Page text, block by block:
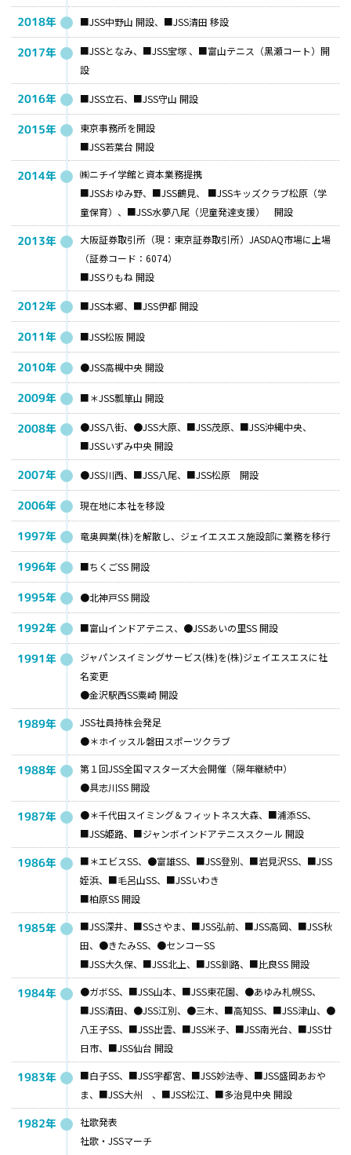
2018年 ■JSS中野山 開設、■JSS清田 移設
2017年
■JSSとなみ、■JSS宝塚 、■富山テニス（黒瀬コート）開
設
2016年 ■JSS立石、■JSS守山 開設
2015年
東京事務所を開設
■JSS若葉台 開設
2014年
㈱ニチイ学館と資本業務提携
■JSSおゆみ野、■JSS鶴見、 ■JSSキッズクラブ松原（学
童保育）、■JSS水夢八尾（児童発達支援） 開設
2013年
大阪証券取引所（現：東京証券取引所）JASDAQ市場に上場
（証券コード：6074）
■JSSりもね 開設
2012年 ■JSS本郷、■JSS伊都 開設
2011年 ■JSS松阪 開設
2010年 ●JSS高槻中央 開設
2009年 ■＊JSS瓢箪山 開設
2008年
●JSS八街、●JSS大原、■JSS茂原、■JSS沖縄中央、
■JSSいずみ中央 開設
2007年 ●JSS川西、■JSS八尾、■JSS松原 開設
2006年 現在地に本社を移設
1997年 竜奥興業(株)を解散し、ジェイエスエス施設部に業務を移行
1996年 ■ちくごSS 開設
1995年 ●北神戸SS 開設
1992年 ■富山インドアテニス、●JSSあいの里SS 開設
1991年
ジャパンスイミングサービス(株)を(株)ジェイエスエスに社
名変更
●金沢駅西SS粟崎 開設
1989年
JSS社員持株会発足
●＊ホイッスル磐田スポーツクラブ
1988年
第１回JSS全国マスターズ大会開催（隔年継続中）
●具志川SS 開設
1987年
●＊千代田スイミング＆フィットネス大森、■浦添SS、
■JSS姫路、■ジャンボインドアテニススクール 開設
1986年
■＊エビスSS、●富雄SS、■JSS登別、■岩見沢SS、■JSS
姪浜、■毛呂山SS、■JSSいわき
■柏原SS 開設
1985年
■JSS深井、■SSさやま、■JSS弘前、■JSS高岡、■JSS秋
田、●きたみSS、●センコーSS
■JSS大久保、■JSS北上、■JSS釧路、■比良SS 開設
1984年
●ガボSS、■JSS山本、■JSS東花園、●あゆみ札幌SS、
■JSS清田、●JSS江別、●三木、■高知SS、■JSS津山、●
八王子SS、■JSS出雲、■JSS米子、■JSS南光台、■JSS廿
日市、■JSS仙台 開設
1983年
■白子SS、■JSS宇都宮、■JSS妙法寺、■JSS盛岡あおや
ま、■JSS大州 、■JSS松江、■多治見中央 開設
1982年
社歌発表
社歌・JSSマーチ